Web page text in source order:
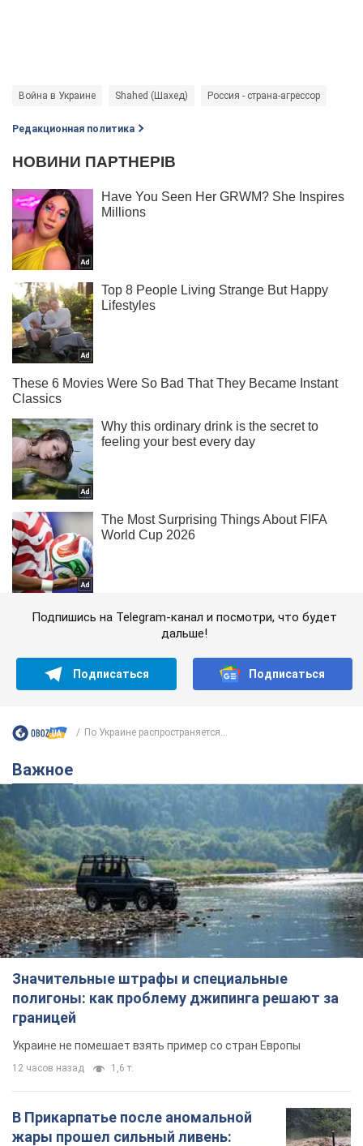
Война в Украине Shahed (Шахед) Россия - страна-агрессор
Редакционная политика
Подпишись на Telegram-канал и посмотри, что будет
дальше!
Подписаться Подписаться
По Украине распространяется...
Важное
Значительные штрафы и специальные
полигоны: как проблему джипинга решают за
границей
Украине не помешает взять пример со стран Европы
12 часов назад 1,6 т.
В Прикарпатье после аномальной
жары прошел сильный ливень: